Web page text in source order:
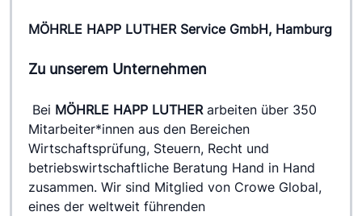
MÖHRLE HAPP LUTHER Service GmbH, Hamburg
Zu unserem Unternehmen
Bei MÖHRLE HAPP LUTHER arbeiten über 350
Mitarbeiter*innen aus den Bereichen
Wirtschaftsprüfung, Steuern, Recht und
betriebswirtschaftliche Beratung Hand in Hand
zusammen. Wir sind Mitglied von Crowe Global,
eines der weltweit führenden